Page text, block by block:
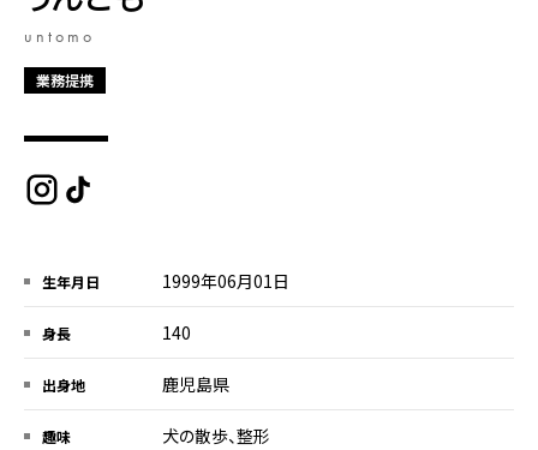
untomo
業務提携
生年月日 1999年06月01日
身長 140
出身地 鹿児島県
趣味 犬の散歩、整形